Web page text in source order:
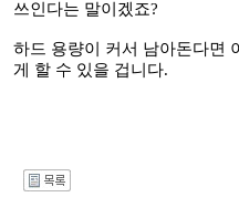
쓰인다는 말이겠죠?
하드 용량이 커서 남아돈다면
게 할 수 있을 겁니다.